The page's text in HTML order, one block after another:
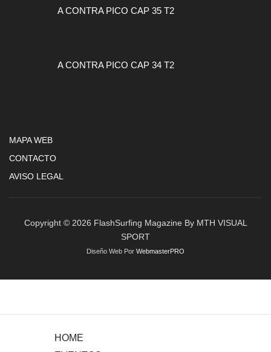
A CONTRA PICO CAP 35 T2
A CONTRA PICO CAP 34 T2
MAPA WEB
CONTACTO
AVISO LEGAL
Copyright © 2026 FlashSurfing Magazine By MTH VISUAL
SPORT
Diseño Web Por WebmasterPRO
HOME